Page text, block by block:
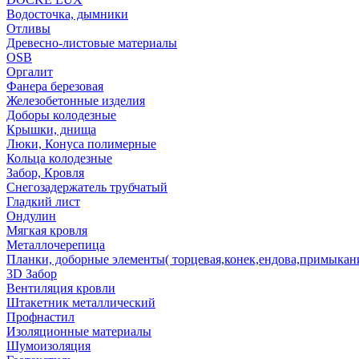
Водосточка, дымники
Отливы
Древесно-листовые материалы
OSB
Оргалит
Фанера березовая
Железобетонные изделия
Доборы колодезные
Крышки, днища
Люки, Конуса полимерные
Кольца колодезные
Забор, Кровля
Снегозадержатель трубчатый
Гладкий лист
Ондулин
Мягкая кровля
Металлочерепица
Планки, доборные элементы(
3D Забор
Вентиляция кровли
Штакетник металлический
Профнастил
Изоляционные материалы
Шумоизоляция